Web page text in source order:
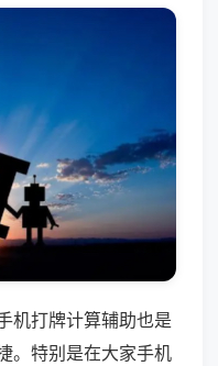
机打牌计算辅助也是
。特别是在大家手机